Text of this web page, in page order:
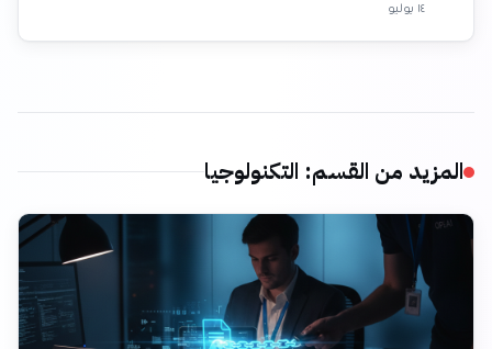
١٤ يوليو
المزيد من القسم: التكنولوجيا